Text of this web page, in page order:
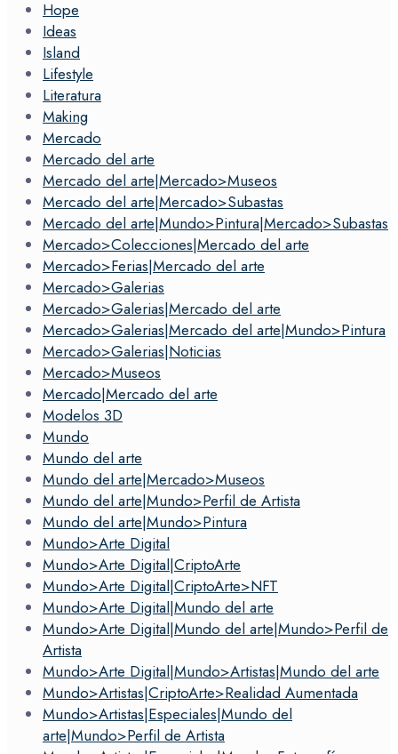
Hope
Ideas
Island
Lifestyle
Literatura
Making
Mercado
Mercado del arte
Mercado del arte|Mercado>Museos
Mercado del arte|Mercado>Subastas
Mercado del arte|Mundo>Pintura|Mercado>Subastas
Mercado>Colecciones|Mercado del arte
Mercado>Ferias|Mercado del arte
Mercado>Galerias
Mercado>Galerias|Mercado del arte
Mercado>Galerias|Mercado del arte|Mundo>Pintura
Mercado>Galerias|Noticias
Mercado>Museos
Mercado|Mercado del arte
Modelos 3D
Mundo
Mundo del arte
Mundo del arte|Mercado>Museos
Mundo del arte|Mundo>Perfil de Artista
Mundo del arte|Mundo>Pintura
Mundo>Arte Digital
Mundo>Arte Digital|CriptoArte
Mundo>Arte Digital|CriptoArte>NFT
Mundo>Arte Digital|Mundo del arte
Mundo>Arte Digital|Mundo del arte|Mundo>Perfil de
Artista
Mundo>Arte Digital|Mundo>Artistas|Mundo del arte
Mundo>Artistas|CriptoArte>Realidad Aumentada
Mundo>Artistas|Especiales|Mundo del
arte|Mundo>Perfil de Artista